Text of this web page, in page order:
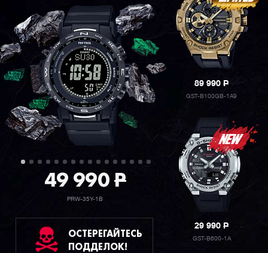
49 990P
PRW-35Y-1B
ОСТЕРЕГАЙТЕСЬ
ПОДДЕЛОК!
89 990P
GST-B100GB-1A9
29 990P
GST-B600-1A